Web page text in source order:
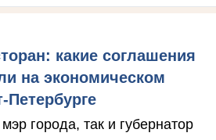
какие соглашения
на экономическом
города, так и губернатор